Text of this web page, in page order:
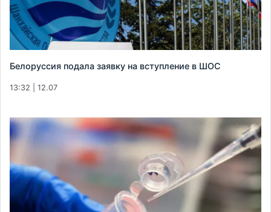
Белоруссия подала заявку на вступление в ШОС
13:32 | 12.07